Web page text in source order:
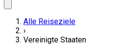
Alle Reiseziele
›
Vereinigte Staaten